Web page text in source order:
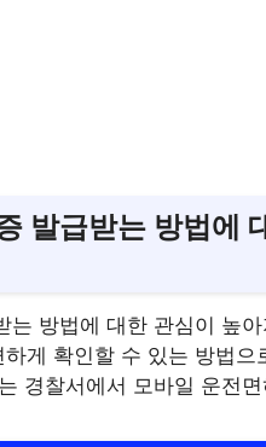
발급받는 방법에
방법에 대한 관심이 높
게 확인할 수 있는 방법으
경찰서에서 모바일 운전